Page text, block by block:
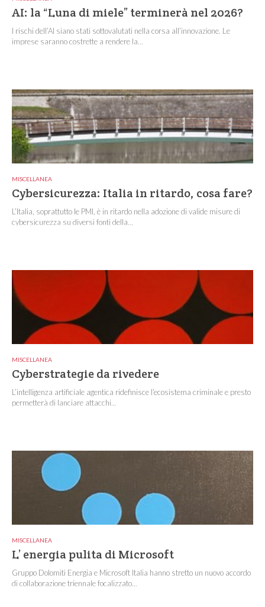
AI: la “Luna di miele” terminerà nel 2026?
I rischi dell’AI siano stati sottovalutati nella corsa all’innovazione. Le
imprese saranno costrette a rendere la...
MISCELLANEA
Cybersicurezza: Italia in ritardo, cosa fare?
L’Italia, soprattutto le PMI, è in ritardo nella adozione di valide misure di
cybersicurezza su diversi fonti della...
MISCELLANEA
Cyberstrategie da rivedere
L’intelligenza artificiale agentica ridefinisce l’ecosistema criminale e presto
permetterà di lanciare attacchi...
MISCELLANEA
L’ energia pulita di Microsoft
Gruppo Dolomiti Energia e Microsoft Italia hanno stretto un nuovo accordo
di collaborazione triennale focalizzato...